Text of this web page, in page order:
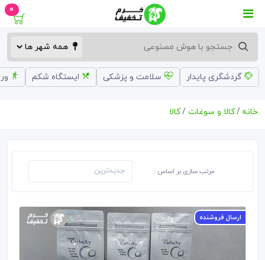
0
گردشگری پایدار سلامت و پزشکی ایستگاه شکم
خانه کالا و سوغات کالا
مرتب سازی بر اساس :
ارسال فروشنده